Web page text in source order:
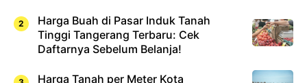
Harga Buah di Pasar Induk Tanah
Tinggi Tangerang Terbaru: Cek
Daftarnya Sebelum Belanja!
Harga Tanah per Meter Kota